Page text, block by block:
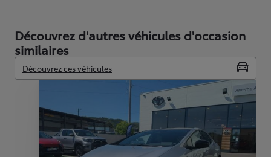
Découvrez d'autres véhicules d'occasion
similaires
Découvrez ces véhicules